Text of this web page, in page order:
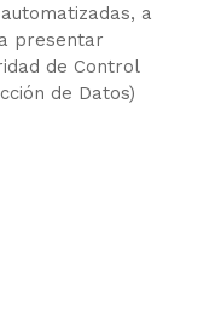
a
presentar
de Control
de Datos)